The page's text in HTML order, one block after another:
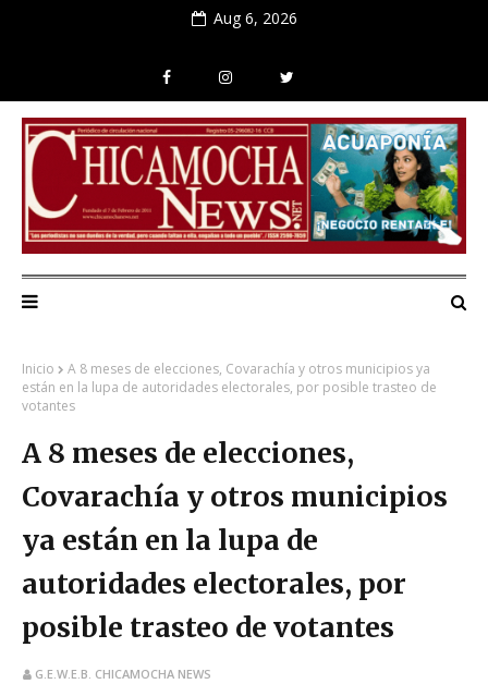
Aug 6, 2026
Inicio
A 8 meses de elecciones, Covarachía y otros municipios ya
están en la lupa de autoridades electorales, por posible trasteo de
votantes
A 8 meses de elecciones,
Covarachía y otros municipios
ya están en la lupa de
autoridades electorales, por
posible trasteo de votantes
G.E.W.E.B. CHICAMOCHA NEWS